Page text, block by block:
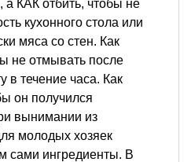
а КАК отбить, чтобы не
кухонного стола или
мяса со стен. Как
не отмывать после
в течение часа. Как
он получился
вынимании из
молодых хозяек
сами ингредиенты. В